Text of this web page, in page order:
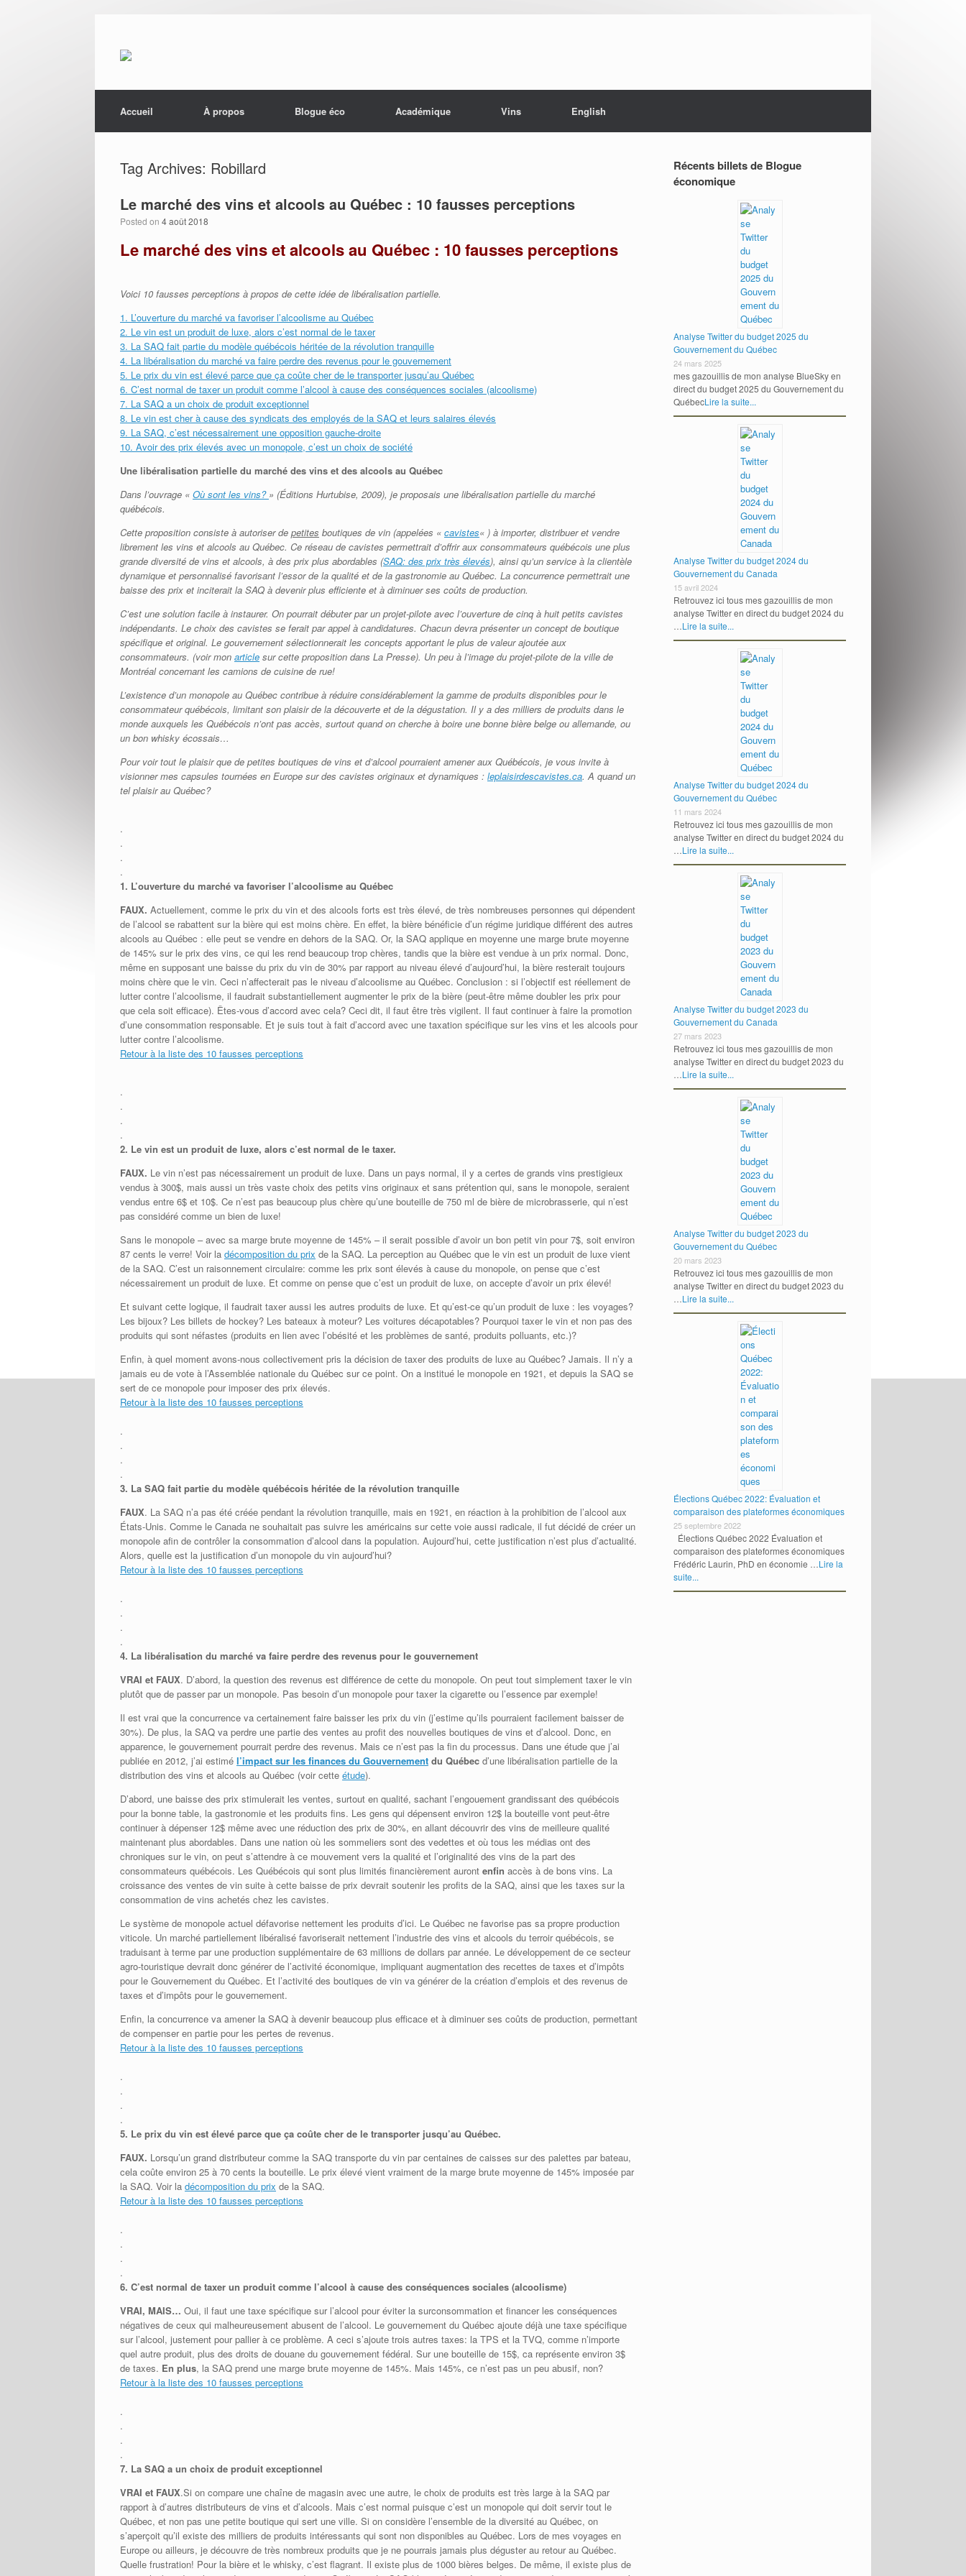
Accueil
À propos Blogue éco Académique Vins English
Tag Archives: Robillard
Le marché des vins et alcools au Québec : 10 fausses perceptions
Posted on 4 août 2018
Le marché des vins et alcools au Québec : 10 fausses perceptions
Voici 10 fausses perceptions à propos de cette idée de libéralisation partielle.
1. L’ouverture du marché va favoriser l’alcoolisme au Québec
2. Le vin est un produit de luxe, alors c’est normal de le taxer
3. La SAQ fait partie du modèle québécois héritée de la révolution tranquille
4. La libéralisation du marché va faire perdre des revenus pour le gouvernement
5. Le prix du vin est élevé parce que ça coûte cher de le transporter jusqu’au Québec
6. C’est normal de taxer un produit comme l’alcool à cause des conséquences sociales (alcoolisme)
7. La SAQ a un choix de produit exceptionnel
8. Le vin est cher à cause des syndicats des employés de la SAQ et leurs salaires élevés
9. La SAQ, c’est nécessairement une opposition gauche-droite
10. Avoir des prix élevés avec un monopole, c’est un choix de société
Une libéralisation partielle du marché des vins et des alcools au Québec
Dans l’ouvrage « Où sont les vins? » (Éditions Hurtubise, 2009), je proposais une libéralisation partielle du marché
québécois.
Cette proposition consiste à autoriserde petites boutiques de vin (appelées « cavistes« ) à importer, distribuer et vendre
librement les vins et alcools au Québec. Ce réseau de cavistes permettrait d’offrir aux consommateurs québécois une plus
grande diversité de vins et alcools, à des prix plus abordables (SAQ: des prix très élevés), ainsi qu’un service à la clientèle
dynamique et personnalisé favorisant l’essor de la qualité et de la gastronomie au Québec. La concurrence permettrait une
baisse des prix et inciterait la SAQ à devenir plus efficiente et à diminuer ses coûts de production.
C’est une solution facile à instaurer. On pourrait débuter par un projet-pilote avec l’ouverture de cinq à huit petits cavistes
indépendants. Le choix des cavistes se ferait par appel à candidatures. Chacun devra présenter un concept de boutique
spécifique et original. Le gouvernement sélectionnerait les concepts apportant le plus de valeur ajoutée aux
consommateurs. (voir mon article sur cette proposition dans La Presse). Un peu à l’image du projet-pilote de la ville de
Montréal concernant les camions de cuisine de rue!
L’existence d’un monopole au Québec contribue à réduire considérablement la gamme de produits disponibles pour le
consommateur québécois, limitant son plaisir de la découverte et de la dégustation. Il y a des milliers de produits dans le
monde auxquels les Québécois n’ont pas accès, surtout quand on cherche à boire une bonne bière belge ou allemande, ou
un bon whisky écossais…
Pour voir tout le plaisir que de petites boutiques de vins et d’alcool pourraient amener aux Québécois, je vous invite à
visionner mes capsules tournées en Europe sur des cavistes originaux et dynamiques : leplaisirdescavistes.ca. A quand un
tel plaisir au Québec?
.
.
.
.
1. L’ouverture du marché va favoriser l’alcoolisme au Québec
FAUX. Actuellement, comme le prix du vin et des alcools forts est très élevé, de très nombreuses personnes qui dépendent
de l’alcool se rabattent sur la bière qui est moins chère. En effet, la bière bénéficie d’un régime juridique différent des autres
alcools au Québec : elle peut se vendre en dehors de la SAQ. Or, la SAQ applique en moyenne une marge brute moyenne
de 145% sur le prix des vins, ce qui les rend beaucoup trop chères, tandis que la bière est vendue à un prix normal. Donc,
même en supposant une baisse du prix du vin de 30% par rapport au niveau élevé d’aujourd’hui, la bière resterait toujours
moins chère que le vin. Ceci n’affecterait pas le niveau d’alcoolisme au Québec. Conclusion : si l’objectif est réellement de
lutter contre l’alcoolisme, il faudrait substantiellement augmenter le prix de la bière (peut-être même doubler les prix pour
que cela soit efficace). Êtes-vous d’accord avec cela? Ceci dit, il faut être très vigilent. Il faut continuer à faire la promotion
d’une consommation responsable. Et je suis tout à fait d’accord avec une taxation spécifique sur les vins et les alcools pour
lutter contre l’alcoolisme.
Retour à la liste des 10 fausses perceptions
.
.
.
.
2. Le vin est un produit de luxe, alors c’est normal de le taxer.
FAUX. Le vin n’est pas nécessairement un produit de luxe. Dans un pays normal, il y a certes de grands vins prestigieux
vendus à 300$, mais aussi un très vaste choix des petits vins originaux et sans prétention qui, sans le monopole, seraient
vendus entre 6$ et 10$. Ce n’est pas beaucoup plus chère qu’une bouteille de 750 ml de bière de microbrasserie, qui n’est
pas considéré comme un bien de luxe!
Sans le monopole – avec sa marge brute moyenne de 145% – il serait possible d’avoir un bon petit vin pour 7$, soit environ
87 cents le verre! Voir la décomposition du prix de la SAQ. La perception au Québec que le vin est un produit de luxe vient
de la SAQ. C’est un raisonnement circulaire: comme les prix sont élevés à cause du monopole, on pense que c’est
nécessairement un produit de luxe. Et comme on pense que c’est un produit de luxe, on accepte d’avoir un prix élevé!
Et suivant cette logique, il faudrait taxer aussi les autres produits de luxe. Et qu’est-ce qu’un produit de luxe : les voyages?
Les bijoux? Les billets de hockey? Les bateaux à moteur? Les voitures décapotables? Pourquoi taxer le vin et non pas des
produits qui sont néfastes (produits en lien avec l’obésité et les problèmes de santé, produits polluants, etc.)?
Enfin, à quel moment avons-nous collectivement pris la décision de taxer des produits de luxe au Québec? Jamais. Il n’y a
jamais eu de vote à l’Assemblée nationale du Québec sur ce point. On a institué le monopole en 1921, et depuis la SAQ se
sert de ce monopole pour imposer des prix élevés.
Retour à la liste des 10 fausses perceptions
.
.
.
.
3. La SAQ fait partie du modèle québécois héritée de la révolution tranquille
FAUX. La SAQ n’a pas été créée pendant la révolution tranquille, mais en 1921, en réaction à la prohibition de l’alcool aux
États-Unis. Comme le Canada ne souhaitait pas suivre les américains sur cette voie aussi radicale, il fut décidé de créer un
monopole afin de contrôler la consommation d’alcool dans la population. Aujourd’hui, cette justification n’est plus d’actualité.
Alors, quelle est la justification d’un monopole du vin aujourd’hui?
Retour à la liste des 10 fausses perceptions
.
.
.
.
4. La libéralisation du marché va faire perdre des revenus pour le gouvernement
VRAI et FAUX. D’abord, la question des revenus est différence de cette du monopole. On peut tout simplement taxer le vin
plutôt que de passer par un monopole. Pas besoin d’un monopole pour taxer la cigarette ou l’essence par exemple!
Il est vrai que la concurrence va certainement faire baisser les prix du vin (j’estime qu’ils pourraient facilement baisser de
30%). De plus, la SAQ va perdre une partie des ventes au profit des nouvelles boutiques de vins et d’alcool. Donc, en
apparence, le gouvernement pourrait perdre des revenus. Mais ce n’est pas la fin du processus. Dans une étude que j’ai
publiée en 2012, j’ai estimé l’impact sur les finances du Gouvernement du Québec d’une libéralisation partielle de la
distribution des vins et alcools au Québec (voir cette étude).
D’abord, une baisse des prix stimulerait les ventes, surtout en qualité, sachant l’engouement grandissant des québécois
pour la bonne table, la gastronomie et les produits fins. Les gens qui dépensent environ 12$ la bouteille vont peut-être
continuer à dépenser 12$ même avec une réduction des prix de 30%, en allant découvrir des vins de meilleure qualité
maintenant plus abordables. Dans une nation où les sommeliers sont des vedettes et où tous les médias ont des
chroniques sur le vin, on peut s’attendre à ce mouvement vers la qualité et l’originalité des vins de la part des
consommateurs québécois. Les Québécois qui sont plus limités financièrement auront enfin accès à de bons vins. La
croissance des ventes de vin suite à cette baisse de prix devrait soutenir les profits de la SAQ, ainsi que les taxes sur la
consommation de vins achetés chez les cavistes.
Le système de monopole actuel défavorise nettement les produits d’ici. Le Québec ne favorise pas sa propre production
viticole. Un marché partiellement libéralisé favoriserait nettement l’industrie des vins et alcools du terroir québécois, se
traduisant à terme par une production supplémentaire de 63 millions de dollars par année. Le développement de ce secteur
agro-touristique devrait donc générer de l’activité économique, impliquant augmentation des recettes de taxes et d’impôts
pour le Gouvernement du Québec. Et l’activité des boutiques de vin va générer de la création d’emplois et des revenus de
taxes et d’impôts pour le gouvernement.
Enfin, la concurrence va amener la SAQ à devenir beaucoup plus efficace et à diminuer ses coûts de production, permettant
de compenser en partie pour les pertes de revenus.
Retour à la liste des 10 fausses perceptions
.
.
.
.
5. Le prix du vin est élevé parce que ça coûte cher de le transporter jusqu’au Québec.
FAUX. Lorsqu’un grand distributeur comme la SAQ transporte du vin par centaines de caisses sur des palettes par bateau,
cela coûte environ 25 à 70 cents la bouteille. Le prix élevé vient vraiment de la marge brute moyenne de 145% imposée par
la SAQ. Voir la décomposition du prix de la SAQ.
Retour à la liste des 10 fausses perceptions
.
.
.
.
6. C’est normal de taxer un produit comme l’alcool à cause des conséquences sociales (alcoolisme)
VRAI, MAIS… Oui, il faut une taxe spécifique sur l’alcool pour éviter la surconsommation et financer les conséquences
négatives de ceux qui malheureusement abusent de l’alcool. Le gouvernement du Québec ajoute déjà une taxe spécifique
sur l’alcool, justement pour pallier à ce problème. A ceci s’ajoute trois autres taxes: la TPS et la TVQ, comme n’importe
quel autre produit, plus des droits de douane du gouvernement fédéral. Sur une bouteille de 15$, ca représente environ 3$
de taxes. En plus, la SAQ prend une marge brute moyenne de 145%. Mais 145%, ce n’est pas un peu abusif, non?
Retour à la liste des 10 fausses perceptions
.
.
.
.
7. La SAQ a un choix de produit exceptionnel
VRAI et FAUX.Si on compare une chaîne de magasin avec une autre, le choix de produits est très large à la SAQ par
rapport à d’autres distributeurs de vins et d’alcools. Mais c’est normal puisque c’est un monopole qui doit servir tout le
Québec, et non pas une petite boutique qui sert une ville. Si on considère l’ensemble de la diversité au Québec, on
s’aperçoit qu’il existe des milliers de produits intéressants qui sont non disponibles au Québec. Lors de mes voyages en
Europe ou ailleurs, je découvre de très nombreux produits que je ne pourrais jamais plus déguster au retour au Québec.
Quelle frustration! Pour la bière et le whisky, c’est flagrant. Il existe plus de 1000 bières belges. De même, il existe plus de
Récents billets de Blogue
économique
Analyse Twitter du budget 2025 du
Gouvernement du Québec
24 mars 2025
mes gazouillis de mon analyse BlueSky en
direct du budget 2025 du Gouvernement du
QuébecLire la suite...
Analyse Twitter du budget 2024 du
Gouvernement du Canada
15 avril 2024
Retrouvez ici tous mes gazouillis de mon
analyse Twitter en direct du budget 2024 du
…Lire la suite...
Analyse Twitter du budget 2024 du
Gouvernement du Québec
11 mars 2024
Retrouvez ici tous mes gazouillis de mon
analyse Twitter en direct du budget 2024 du
…Lire la suite...
Analyse Twitter du budget 2023 du
Gouvernement du Canada
27 mars 2023
Retrouvez ici tous mes gazouillis de mon
analyse Twitter en direct du budget 2023 du
…Lire la suite...
Analyse Twitter du budget 2023 du
Gouvernement du Québec
20 mars 2023
Retrouvez ici tous mes gazouillis de mon
analyse Twitter en direct du budget 2023 du
…Lire la suite...
Élections Québec 2022: Évaluation et
comparaison des plateformes économiques
25 septembre 2022
Élections Québec 2022 Évaluation et
comparaison des plateformes économiques
Frédéric Laurin, PhD en économie …Lire la
suite...